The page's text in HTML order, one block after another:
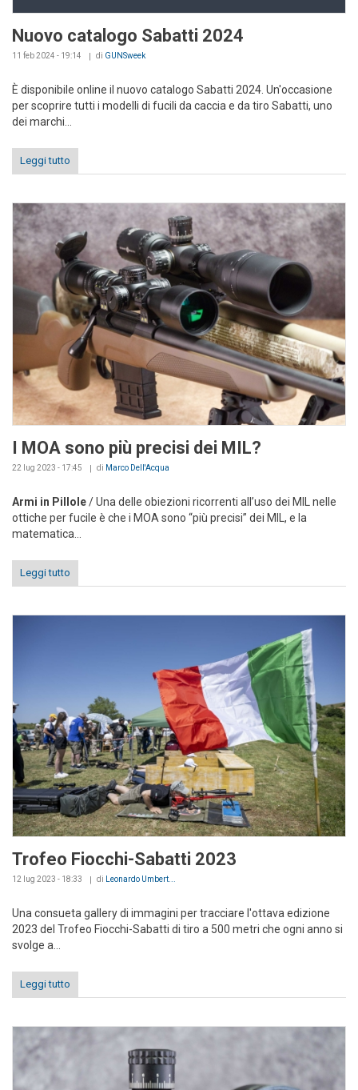
Nuovo catalogo Sabatti 2024
11 feb 2024 - 19:14 di GUNSweek
È disponibile online il nuovo catalogo Sabatti 2024. Un'occasione
per scoprire tutti i modelli di fucili da caccia e da tiro Sabatti, uno
dei marchi...
Leggi tutto
I MOA sono più precisi dei MIL?
22 lug 2023 - 17:45 di Marco Dell'Acqua
Armi in Pillole/ Una delle obiezioni ricorrenti all’uso dei MIL nelle
ottiche per fucile è che i MOA sono “più precisi” dei MIL, e la
matematica...
Leggi tutto
Trofeo Fiocchi-Sabatti 2023
12 lug 2023 - 18:33 di Leonardo Umbert...
Una consueta gallery di immagini per tracciare l'ottava edizione
2023 del Trofeo Fiocchi-Sabatti di tiro a 500 metri che ogni anno si
svolge a...
Leggi tutto